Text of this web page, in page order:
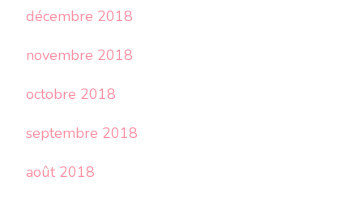
décembre 2018
novembre 2018
octobre 2018
septembre 2018
août 2018